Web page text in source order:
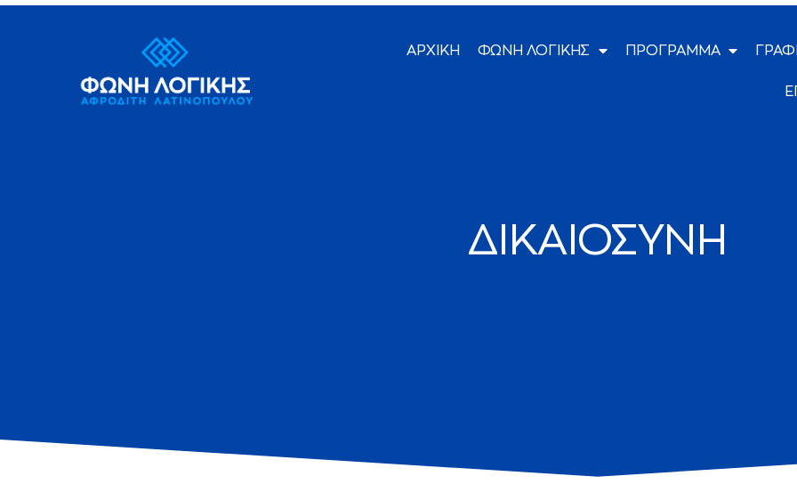
ΑΡΧΙΚΗ ΦΩΝΗ ΛΟΓΙΚΗΣ ΠΡΟΓΡΑΜΜΑ
ΔΙΚΑΙΟΣΥΝΗ